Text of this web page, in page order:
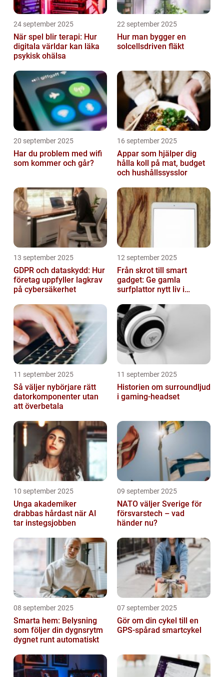
24 september 2025
När spel blir terapi: Hur
digitala världar kan läka
psykisk ohälsa
22 september 2025
Hur man bygger en
solcellsdriven fläkt
20 september 2025
Har du problem med wifi
som kommer och går?
16 september 2025
Appar som hjälper dig
hålla koll på mat, budget
och hushållssysslor
13 september 2025
GDPR och dataskydd: Hur
företag uppfyller lagkrav
på cybersäkerhet
12 september 2025
Från skrot till smart
gadget: Ge gamla
surfplattor nytt liv i
11 september 2025
Så väljer nybörjare rätt
datorkomponenter utan
att överbetala
11 september 2025
Historien om surroundljud
i gaming-headset
10 september 2025
Unga akademiker
drabbas hårdast när AI
tar instegsjobben
09 september 2025
NATO väljer Sverige för
försvarstech – vad
händer nu?
08 september 2025
Smarta hem: Belysning
som följer din dygnsrytm
dygnet runt automatiskt
07 september 2025
Gör om din cykel till en
GPS-spårad smartcykel